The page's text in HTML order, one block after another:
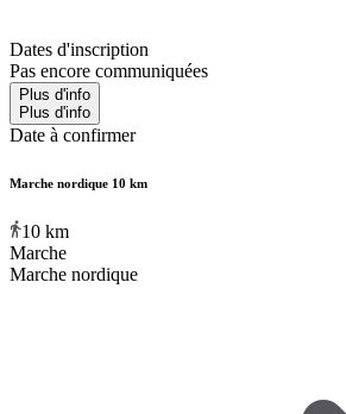
Dates d'inscription
Pas encore communiquées
Plus d'info
Plus d'info
Date à confirmer
Marche nordique 10 km
10 km
Marche
Marche nordique